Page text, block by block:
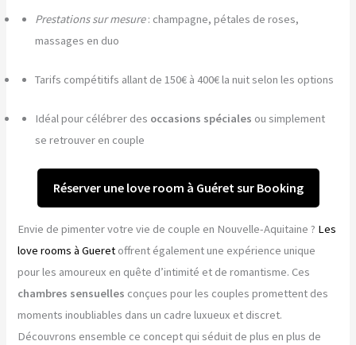
Prestations sur mesure: champagne, pétales de roses,
massages en duo
Tarifs compétitifs allant de 150€ à 400€ la nuit selon les options
Idéal pour célébrer des occasions spéciales ou simplement
se retrouver en couple
Réserver une love room à Guéret sur Booking
Envie de pimenter votre vie de couple en Nouvelle-Aquitaine ? Les
love rooms à Gueret offrent également une expérience unique
pour les amoureux en quête d’intimité et de romantisme. Ces
chambres sensuelles conçues pour les couples promettent des
moments inoubliables dans un cadre luxueux et discret.
Découvrons ensemble ce concept qui séduit de plus en plus de